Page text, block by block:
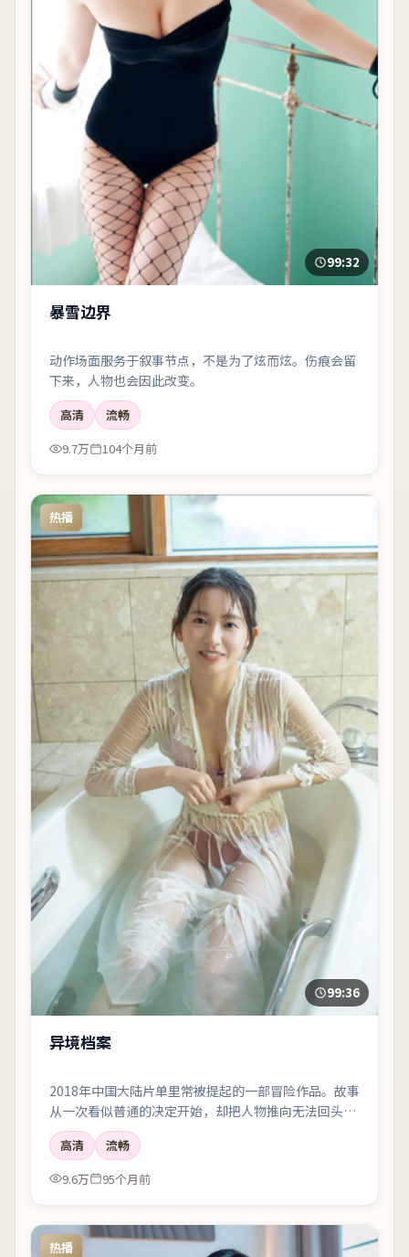
99:32
暴雪边界
动作场面服务于叙事节点，不是为了炫而炫。伤痕会留
下来，人物也会因此改变。
高清
流畅
9.7万
104个月前
热播
99:36
异境档案
2018年中国大陆片单里常被提起的一部冒险作品。故事
从一次看似普通的决定开始，却把人物推向无法回头的
岔路；剪辑利落，情绪像潮水一样有涨有落。
高清
流畅
9.6万
95个月前
热播